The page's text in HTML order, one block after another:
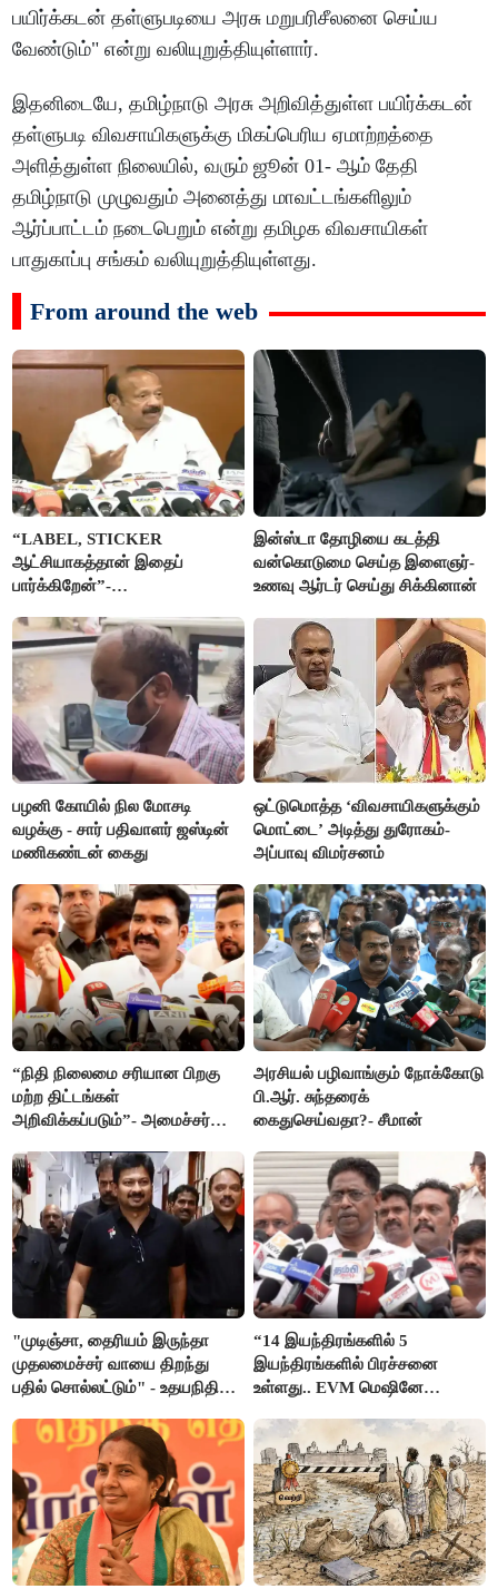
பயிர்க்கடன் தள்ளுபடியை அரசு மறுபரிசீலனை செய்ய
வேண்டும்" என்று வலியுறுத்தியுள்ளார்.
இதனிடையே, தமிழ்நாடு அரசு அறிவித்துள்ள பயிர்க்கடன்
தள்ளுபடி விவசாயிகளுக்கு மிகப்பெரிய ஏமாற்றத்தை
அளித்துள்ள நிலையில், வரும் ஜூன் 01- ஆம் தேதி
தமிழ்நாடு முழுவதும் அனைத்து மாவட்டங்களிலும்
ஆர்ப்பாட்டம் நடைபெறும் என்று தமிழக விவசாயிகள்
பாதுகாப்பு சங்கம் வலியுறுத்தியுள்ளது.
From around the web
“LABEL, STICKER
ஆட்சியாகத்தான் இதைப்
பார்க்கிறேன்”-
இன்ஸ்டா தோழியை கடத்தி
வன்கொடுமை செய்த இளைஞர்-
உணவு ஆர்டர் செய்து சிக்கினான்
பழனி கோயில் நில மோசடி
வழக்கு - சார் பதிவாளர் ஜஸ்டின்
மணிகண்டன் கைது
ஒட்டுமொத்த ‘விவசாயிகளுக்கும்
மொட்டை’ அடித்து துரோகம்-
அப்பாவு விமர்சனம்
“நிதி நிலைமை சரியான பிறகு
மற்ற திட்டங்கள்
அறிவிக்கப்படும்”- அமைச்சர்
அரசியல் பழிவாங்கும் நோக்கோடு
பி.ஆர். சுந்தரைக்
கைதுசெய்வதா?- சீமான்
"முடிஞ்சா, தைரியம் இருந்தா
முதலமைச்சர் வாயை திறந்து
பதில் சொல்லட்டும்" - உதயநிதி
“14 இயந்திரங்களில் 5
இயந்திரங்களில் பிரச்சனை
உள்ளது.. EVM மெஷினே
இளங்கோ